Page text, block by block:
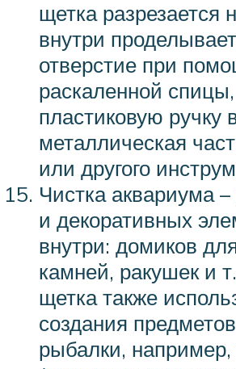
щетка разрезается
внутри
отверстие при
раскаленной
пластиковую ручку
металлическая
или другого
Чистка аквариума –
и декоративных
внутри: домиков
камней, ракушек и
щетка также
создания
рыбалки,